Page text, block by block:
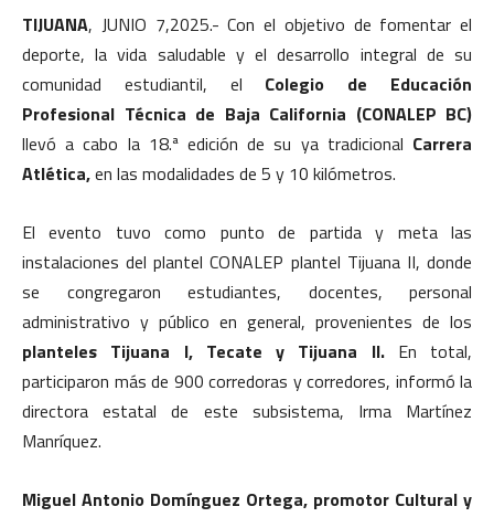
TIJUANA, JUNIO 7,2025.- Con el objetivo de fomentar el
deporte, la vida saludable y el desarrollo integral de su
comunidad estudiantil, el Colegio de Educación
Profesional Técnica de Baja California (CONALEP BC)
llevó a cabo la 18.ª edición de su ya tradicional Carrera
Atlética,en las modalidades de 5 y 10 kilómetros.
El evento tuvo como punto de partida y meta las
instalaciones del plantel CONALEP plantel Tijuana II, donde
se congregaron estudiantes, docentes, personal
administrativo y público en general, provenientes de los
planteles Tijuana I, Tecate y Tijuana II.En total,
participaron más de 900 corredoras y corredores, informó la
directora estatal de este subsistema, Irma Martínez
Manríquez.
Miguel Antonio Domínguez Ortega, promotor Cultural y